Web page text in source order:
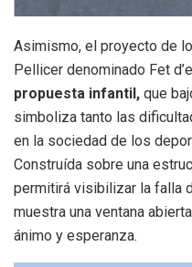
Asimismo, el proyecto de
Pellicer denominado Fet
propuesta infantil, que
simboliza tanto las
en la sociedad de los
Construída sobre una
permitirá visibilizar la falla
muestra una ventana
ánimo y esperanza.